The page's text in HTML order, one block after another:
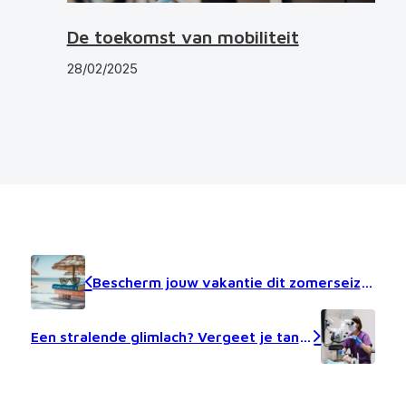
De toekomst van mobiliteit
28/02/2025
Bescherm jouw vakantie dit zomerseizoen
Een stralende glimlach? Vergeet je tandverzekering niet.